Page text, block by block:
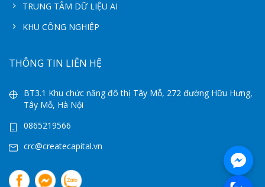
TRUNG TÂM DỮ LIỆU AI
KHU CÔNG NGHIỆP
THÔNG TIN LIÊN HỆ
BT3.1 Khu chức năng đô thị Tây Mỗ, 272 đường Hữu Hưng,
Tây Mỗ, Hà Nội
0865219566
crc@createcapital.vn